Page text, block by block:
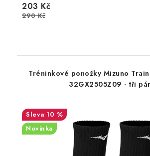
203 Kč
290 Kč
Tréninkové ponožky Mizuno
32GX2505Z09 - tři
10 %
Novinka